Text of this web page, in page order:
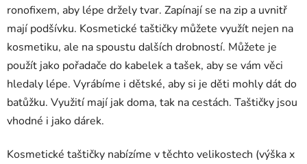
ronofixem, aby lépe držely tvar. Zapínají se na zip a uvnitř
mají podšívku. Kosmetické taštičky můžete využít nejen na
kosmetiku, ale na spoustu dalších drobností. Můžete je
použít jako pořadače do kabelek a tašek, aby se vám věci
hledaly lépe. Vyrábíme i dětské, aby si je děti mohly dát do
batůžku. Využití mají jak doma, tak na cestách. Taštičky jsou
vhodné i jako dárek.
Kosmetické taštičky nabízíme v těchto velikostech (výška x